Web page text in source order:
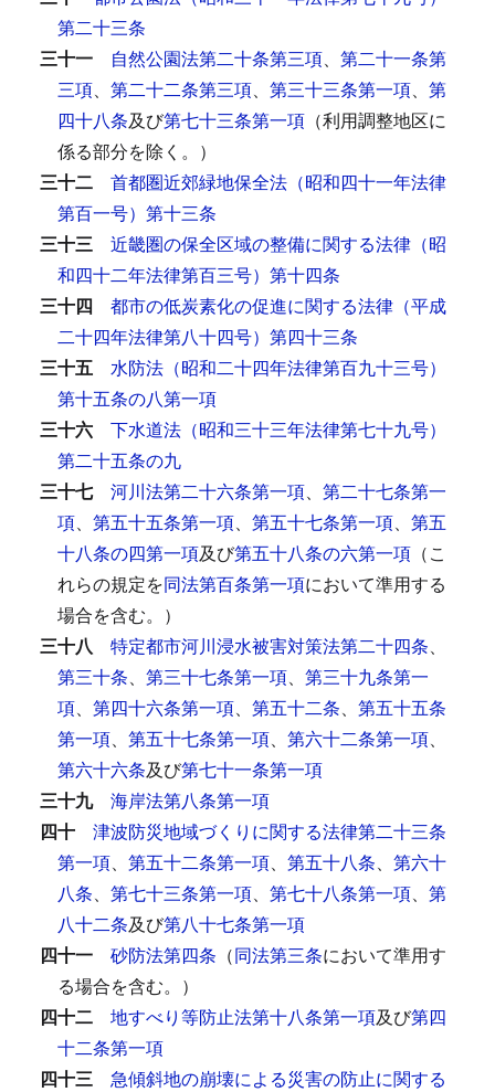
第二十三条
三十一 自然公園法第二十条第三項、 第二十一条第
三項、 第二十二条第三項、 第三十三条第一項、 第
四十八条及び第七十三条第一項 （利用調整地区に
係る部分を除く。）
三十二 首都圏近郊緑地保全法（昭和四十一年法律
第百一号）第十三条
三十三 近畿圏の保全区域の整備に関する法律（昭
和四十二年法律第百三号）第十四条
三十四 都市の低炭素化の促進に関する法律（平成
二十四年法律第八十四号）第四十三条
三十五 水防法（昭和二十四年法律第百九十三号）
第十五条の八第一項
三十六 下水道法（昭和三十三年法律第七十九号）
第二十五条の九
三十七 河川法第二十六条第一項、 第二十七条第一
項、 第五十五条第一項、 第五十七条第一項、 第五
十八条の四第一項及び第五十八条の六第一項 （こ
れらの規定を同法第百条第一項において準用する
場合を含む。）
三十八 特定都市河川浸水被害対策法第二十四条、
第三十条、 第三十七条第一項、 第三十九条第一
項、 第四十六条第一項、 第五十二条、 第五十五条
第一項、 第五十七条第一項、 第六十二条第一項、
第六十六条及び第七十一条第一項
三十九 海岸法第八条第一項
四十 津波防災地域づくりに関する法律第二十三条
第一項、 第五十二条第一項、 第五十八条、 第六十
八条、 第七十三条第一項、 第七十八条第一項、 第
八十二条及び第八十七条第一項
四十一 砂防法第四条 （同法第三条において準用す
る場合を含む。）
四十二 地すべり等防止法第十八条第一項及び第四
十二条第一項
四十三 急傾斜地の崩壊による災害の防止に関する